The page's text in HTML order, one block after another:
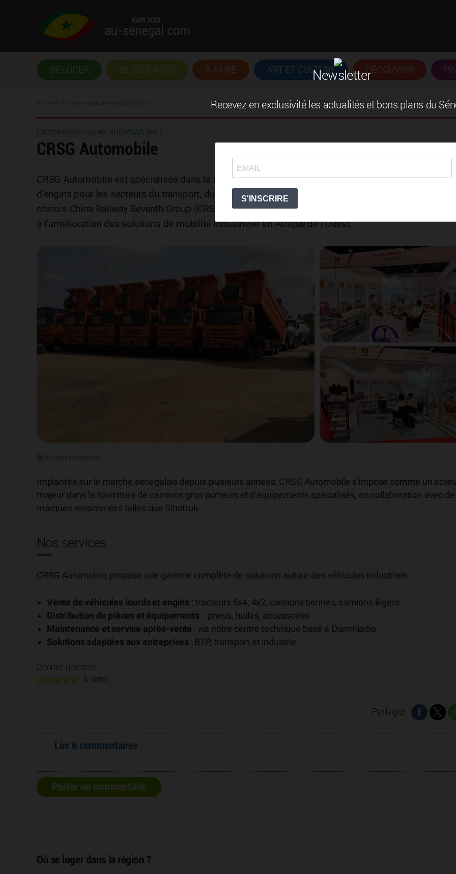
SE LOGER SE DÉPLACER À FAIRE ART ET CULTURE DÉCOUVRIR
Concessionnaires automobiles /
CRSG Automobile
CRSG Automobile est spécialisée dans la commercialisation et l’entretien de véhicules lourds et
d’engins pour les secteurs du transport, du BTP et de la logistique au Sénégal. Filiale du groupe
chinois China Railway Seventh Group (CRSG), elle contribue au développement des infrastructures
à l’amélioration des solutions de mobilité industrielle en Afrique de l’Ouest.
6 commentaires
Implantée sur le marché sénégalais depuis plusieurs années, CRSG Automobile s’impose comme un
majeur dans la fourniture de camions gros porteurs et d’équipements spécialisés, en collaboration avec
marques renommées telles que Sinotruk.
Nos services
CRSG Automobile propose une gamme complète de solutions autour des véhicules industriels :
Vente de véhicules lourds et engins : tracteurs 6x4, 4x2, camions bennes, camions légers
Distribution de pièces et équipements : pneus, huiles, accessoires
Maintenance et service après-vente : via notre centre technique basé à Diamniadio
Solutions adaptées aux entreprises : BTP, transport et industrie
Donnez une note
6 votes
Partager
Lire 6 commentaires
Poster un commentaire
Où se loger dans la région ?
Newsletter
Recevez en exclusivité les actualités et bons plans du